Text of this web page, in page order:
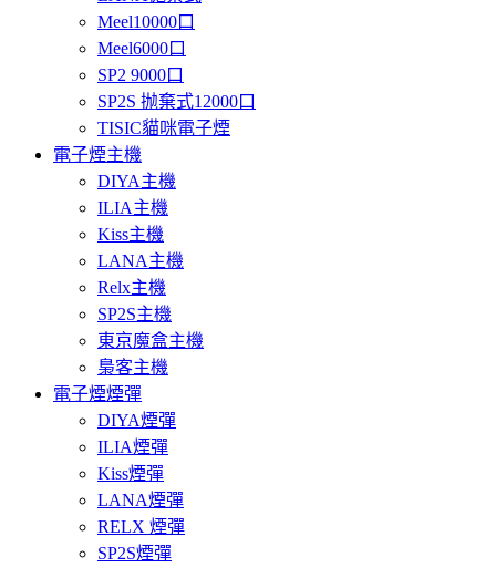
Meel10000口
Meel6000口
SP2 9000口
SP2S 抛棄式12000口
TISIC貓咪電子煙
電子煙主機
DIYA主機
ILIA主機
Kiss主機
LANA主機
Relx主機
SP2S主機
東京魔盒主機
梟客主機
電子煙煙彈
DIYA煙彈
ILIA煙彈
Kiss煙彈
LANA煙彈
RELX 煙彈
SP2S煙彈